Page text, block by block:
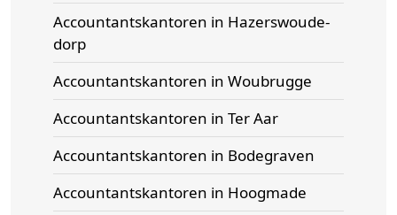
Accountantskantoren in Hazerswoude-
dorp
Accountantskantoren in Woubrugge
Accountantskantoren in Ter Aar
Accountantskantoren in Bodegraven
Accountantskantoren in Hoogmade